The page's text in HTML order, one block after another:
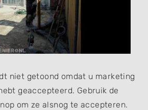
niet getoond omdat u marketing
geaccepteerd. Gebruik de
om ze alsnog te accepteren.